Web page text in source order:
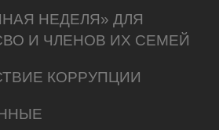
НЕДЕЛЯ» ДЛЯ
И ЧЛЕНОВ ИХ СЕМЕЙ
КОРРУПЦИИ